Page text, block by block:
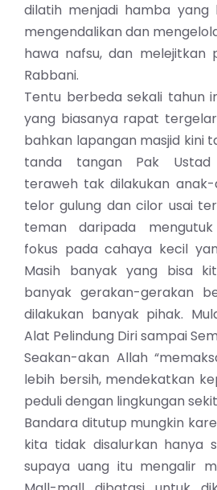
dilatih menjadi hamba yang
mengendalikan dan
hawa nafsu, dan melejitkan
Rabbani.
Tentu berbeda sekali tahun
yang biasanya rapat
bahkan lapangan masjid kini
tanda tangan Pak Ustad
teraweh tak dilakukan anak-
telor gulung dan cilor usai
teman daripada
fokus pada cahaya kecil
Masih banyak yang bisa
banyak gerakan-gerakan
dilakukan banyak pihak.
Alat Pelindung Diri sampai
Seakan-akan Allah
lebih bersih, mendekatkan
peduli dengan lingkungan
Bandara ditutup mungkin
kita tidak disalurkan hanya
supaya uang itu mengalir